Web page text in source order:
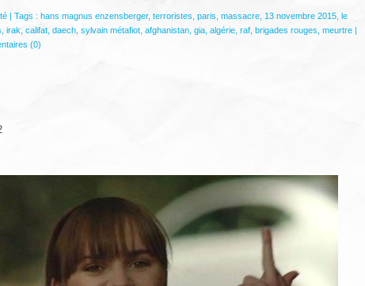
| Tags : hans magnus enzensberger, terroristes paris massacre, 13 novembre 2015, le
irak, califat, daech, sylvain métafiot, afghanistan, gia, algérie, raf, brigades rouges meurtre|
(0)